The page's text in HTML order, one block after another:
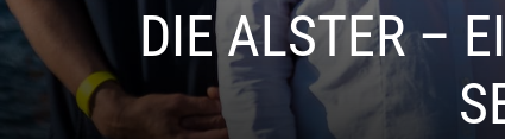
DIE ALSTER –